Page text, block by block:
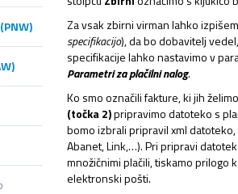
Za vsak zbirni virman lahko
specifikacijo), da bo dobavitelj
specifikacije lahko nastavimo v
Parametri za plačilni nalog.
Ko smo označili fakture, ki jih
(točka 2)pripravimo datoteko s
bomo izbrali pripravil xml
Abanet, Link,…). Pri pripravi
množičnimi plačili, tiskamo prilogo
elektronski pošti.